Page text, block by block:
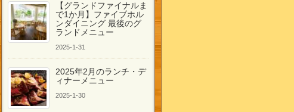
【グランドファイナルま
で1か月】ファイブホル
ンダイニング 最後のグ
ランドメニュー
2025-1-31
2025年2月のランチ・デ
ィナーメニュー
2025-1-30